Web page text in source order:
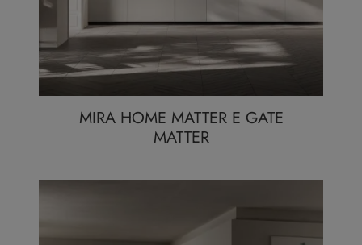
MIRA HOME MATTER E GATE
MATTER